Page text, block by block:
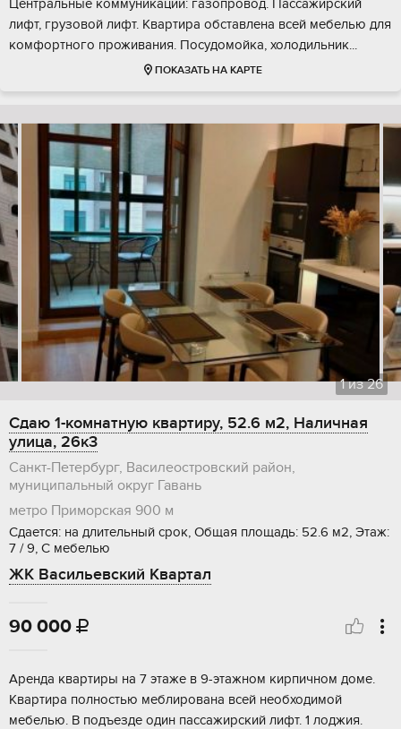
лифт, грузовой лифт. Квартира обставлена всей мебелью для
комфортного проживания. Посудомойка, холодильник...
ПОКАЗАТЬ НА КАРТЕ
1из26
Сдаю 1-комнатную квартиру, 52.6 м2, Наличная
улица, 26к3
Санкт-Петербург, Василеостровский район,
муниципальный округ Гавань
метро Приморская 900 м
Сдается: на длительный срок, Общая площадь: 52.6 м2, Этаж:
7 / 9, С мебелью
ЖК Васильевский Квартал
90 000 
Аренда квартиры на 7 этаже в 9-этажном кирпичном доме.
Квартира полностью меблирована всей необходимой
мебелью. В подъезде один пассажирский лифт. 1 лоджия.